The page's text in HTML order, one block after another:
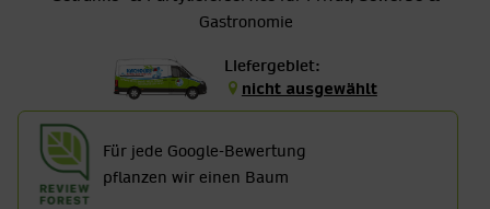
Gastronomie
Liefergebiet:
nicht ausgewählt
Für jede Google-Bewertung
pflanzen wir einen Baum